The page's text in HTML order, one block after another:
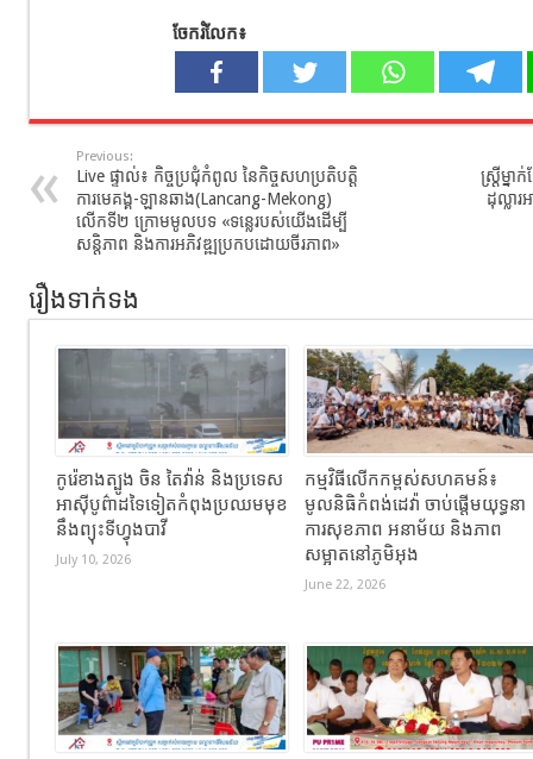
ចែករំលែក៖
Previous:
Live ផ្ទាល់៖ កិច្ចប្រជុំកំពូល នៃកិច្ចសហប្រតិបត្តិ
ការមេគង្គ-ឡានឆាង(Lancang-Mekong)
លើកទី២ ក្រោមមូលបទ «ទន្លេរបស់យើងដើម្បី
សន្តិភាព និងការអភិវឌ្ឍប្រកបដោយចីរភាព»
ស្ត្រីម្ន
ដុល្លារ
រឿងទាក់ទង
កូរ៉េខាងត្បូង ចិន តៃវ៉ាន់ និងប្រទេស
អាស៊ីបូព៌ាដទៃទៀតកំពុងប្រឈមមុខ
នឹងព្យុះទីហ្វុងបាវី
July 10, 2026
កម្មវិធីលើកកម្ពស់សហគមន៍៖
មូលនិធិកំពង់ដេវ៉ា ចាប់ផ្តើមយុទ្ធនា
ការសុខភាព អនាម័យ និងភាព
សម្អាតនៅភូមិអុង
June 22, 2026